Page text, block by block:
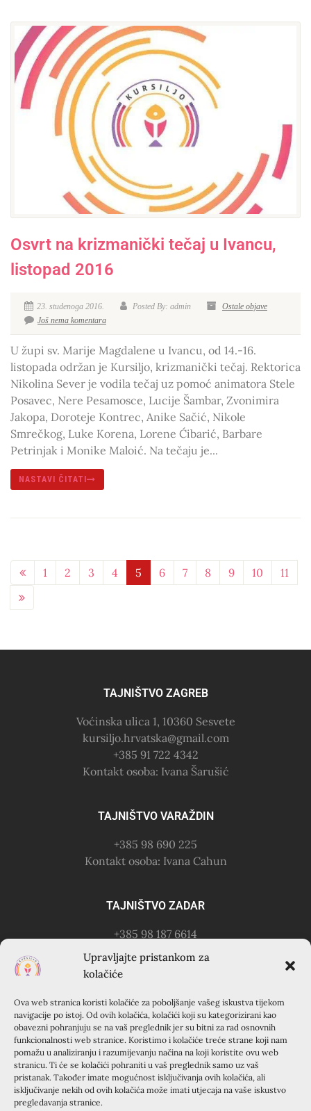
Upravljajte pristankom za
kolačiće
Ova web stranica koristi kolačiće za poboljšanje vašeg iskustva tijekom
navigacije po istoj. Od ovih kolačića, kolačići koji su kategorizirani kao
obavezni pohranjuju se na vaš preglednik jer su bitni za rad osnovnih
funkcionalnosti web stranice. Koristimo i kolačiće treće strane koji nam
pomažu u analiziranju i razumijevanju načina na koji koristite ovu web
stranicu. Ti će se kolačići pohraniti u vaš preglednik samo uz vaš
pristanak. Također imate mogućnost isključivanja ovih kolačića, ali
isključivanje nekih od ovih kolačića može imati utjecaja na vaše iskustvo
pregledavanja stranice.
Osvrt na krizmanički tečaj u Ivancu,
listopad 2016
23. studenoga 2016. Posted By: admin
Ostale objave
Još nema komentara
U župi sv. Marije Magdalene u Ivancu, od 14.-16.
listopada održan je Kursiljo, krizmanički tečaj. Rektorica
Nikolina Sever je vodila tečaj uz pomoć animatora Stele
Posavec, Nere Pesamosce, Lucije Šambar, Zvonimira
Jakopa, Doroteje Kontrec, Anike Sačić, Nikole
Smrečkog, Luke Korena, Lorene Ćibarić, Barbare
Petrinjak i Monike Maloić. Na tečaju je...
NASTAVI ČITATI
1 2 3 4 5 6 7 8 9 10 11
TAJNIŠTVO ZAGREB
Voćinska ulica 1, 10360 Sesvete
kursiljo.hrvatska@gmail.com
+385 91 722 4342
Kontakt osoba: Ivana Šarušić
TAJNIŠTVO VARAŽDIN
+385 98 690 225
Kontakt osoba: Ivana Cahun
TAJNIŠTVO ZADAR
+385 98 187 6614
Kontakt osoba: Ružica Anušić
– zvati utorkom 18-21h
KURSILJO KRAPANJ
KRAPANJ, kuća EMAUS (Franjevački samostan), 22000
Šibenik, Hrvatska
+385 22 351 830